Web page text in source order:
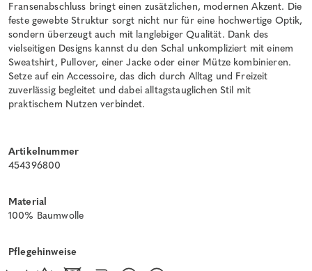
Fransenabschluss bringt einen zusätzlichen, modernen Akzent. Die
feste gewebte Struktur sorgt nicht nur für eine hochwertige Optik,
sondern überzeugt auch mit langlebiger Qualität. Dank des
vielseitigen Designs kannst du den Schal unkompliziert mit einem
Sweatshirt, Pullover, einer Jacke oder einer Mütze kombinieren.
Setze auf ein Accessoire, das dich durch Alltag und Freizeit
zuverlässig begleitet und dabei alltagstauglichen Stil mit
praktischem Nutzen verbindet.
Artikelnummer
454396800
Material
100% Baumwolle
Pflegehinweise